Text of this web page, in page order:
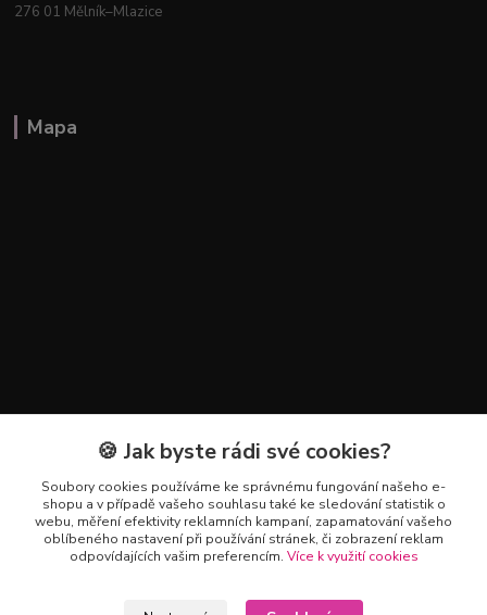
276 01 Mělník–Mlazice
Mapa
Kontakty
+420 602 223 614
info@zahradnictvipetro.cz
🍪 Jak byste rádi své cookies?
Soubory cookies používáme ke správnému fungování našeho e-
shopu a v případě vašeho souhlasu také ke sledování statistik o
webu, měření efektivity reklamních kampaní, zapamatování vašeho
oblíbeného nastavení při používání stránek, či zobrazení reklam
odpovídajících vašim preferencím. Více k využití cookies